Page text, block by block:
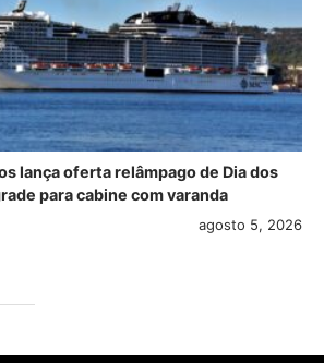
lança oferta relâmpago de Dia dos
para cabine com varanda
agosto 5, 2026